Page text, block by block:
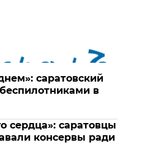
саратовский
в
сердца»: саратовцы
консервы ради